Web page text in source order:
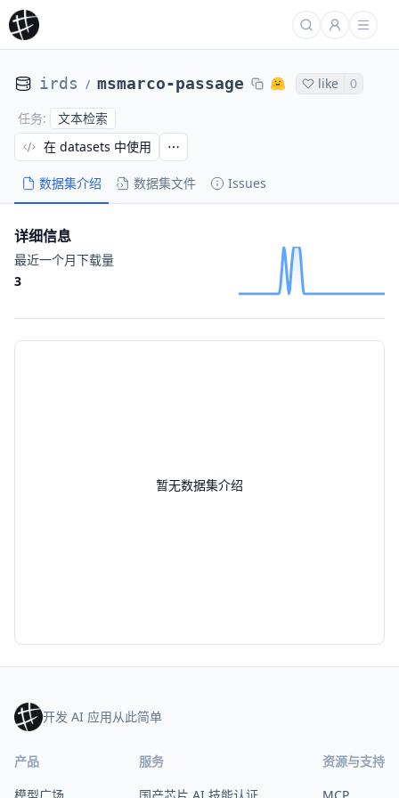
irds / msmarco-passage like 0
任务: 文本检索
数据集介绍 数据集文件 Issues
在 datasets 中使用
暂无数据集介绍
详细信息
最近一个月下载量
3
开发 AI 应用从此简单
产品
服务
资源与支持